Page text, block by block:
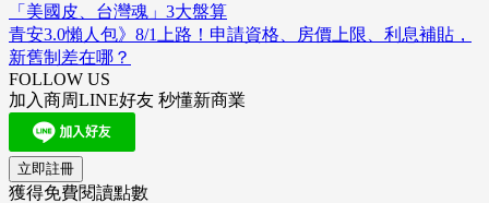
「美國皮、台灣魂」3大盤算
青安3.0懶人包》8/1上路！申請資格、房價上限、利息補貼，
新舊制差在哪？
FOLLOW US
加入商周LINE好友 秒懂新商業
立即註冊
獲得免費閱讀點數